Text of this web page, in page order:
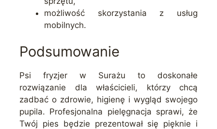
możliwość skorzystania z usług
mobilnych.
Podsumowanie
Psi fryzjer w Surażu to doskonałe
rozwiązanie dla właścicieli, którzy chcą
zadbać o zdrowie, higienę i wygląd swojego
pupila. Profesjonalna pielęgnacja sprawi, że
Twój pies będzie prezentował się pięknie i